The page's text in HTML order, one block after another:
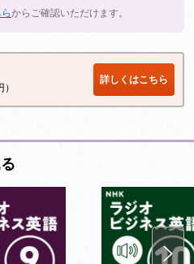
からご確認いただけます。
詳しくはこちら